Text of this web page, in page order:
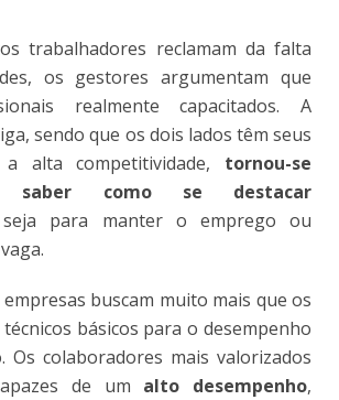
trabalhadores reclamam da falta
os gestores argumentam que
realmente capacitados. A
sendo que os dois lados têm seus
alta competitividade, tornou-se
saber como se destacar
para manter o emprego ou
buscam muito mais que os
básicos para o desempenho
Os colaboradores mais valorizados
de um alto desempenho,